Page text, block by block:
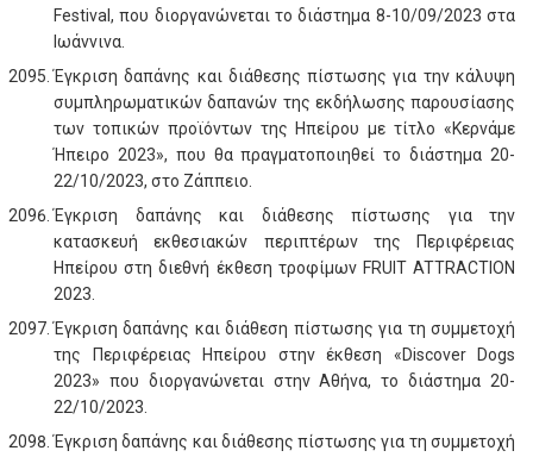
Festival, που διοργανώνεται το διάστημα 8-10/09/2023 στα
Ιωάννινα.
Έγκριση δαπάνης και διάθεσης πίστωσης για την κάλυψη
συμπληρωματικών δαπανών της εκδήλωσης παρουσίασης
των τοπικών προϊόντων της Ηπείρου με τίτλο «Κερνάμε
Ήπειρο 2023», που θα πραγματοποιηθεί το διάστημα 20-
22/10/2023, στο Ζάππειο.
Έγκριση δαπάνης και διάθεσης πίστωσης για την
κατασκευή εκθεσιακών περιπτέρων της Περιφέρειας
Ηπείρου στη διεθνή έκθεση τροφίμων FRUIT ATTRACTION
2023.
Έγκριση δαπάνης και διάθεση πίστωσης για τη συμμετοχή
της Περιφέρειας Ηπείρου στην έκθεση «Discover Dogs
2023» που διοργανώνεται στην Αθήνα, το διάστημα 20-
22/10/2023.
Έγκριση δαπάνης και διάθεσης πίστωσης για τη συμμετοχή